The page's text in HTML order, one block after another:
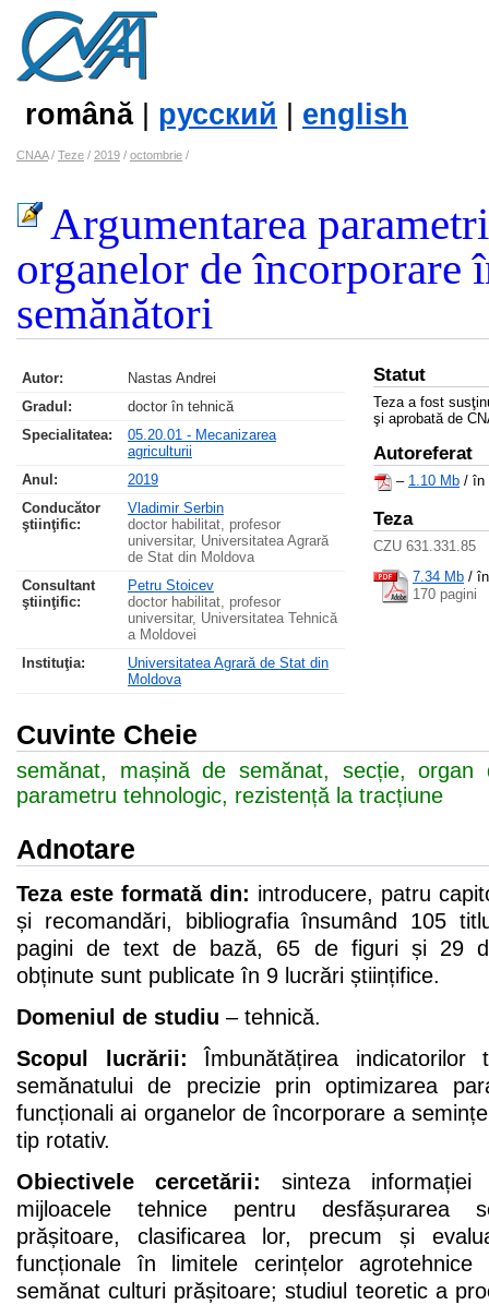
română| русский english
CNAA/ Teze / 2019 / octombrie /
Argumentarea
organelor de încorporare
semănători
Autor:
Nastas Andrei
Gradul:
doctor în tehnică
Specialitatea:
05.20.01 - Mecanizarea
agriculturii
Anul:
2019
Conducător
ştiinţific:
Vladimir Serbin
doctor habilitat, profesor
universitar, Universitatea Agrară
de Stat din Moldova
Consultant
ştiinţific:
Petru Stoicev
doctor habilitat, profesor
universitar, Universitatea Tehnică
a Moldovei
Instituţia:
Universitatea Agrară de Stat din
Moldova
Statut
Teza a fost
şi aprobată de
Autoreferat
– 1.10 Mb / în
Teza
CZU 631.331.85
7.34 Mb /
170 pagini
Cuvinte Cheie
semănat, mașină de semănat, secție, organ
parametru tehnologic, rezistență la tracțiune
Adnotare
Teza este formată din: introducere, patru
și recomandări, bibliografia însumând 105
pagini de text de bază, 65 de figuri și 29
obținute sunt publicate în 9 lucrări științifice.
Domeniul de studiu – tehnică.
Scopul lucrării: Îmbunătățirea indicatorilor
semănatului de precizie prin optimizarea
funcționali ai organelor de încorporare a
tip rotativ.
Obiectivele cercetării: sinteza informației
mijloacele tehnice pentru desfășurarea
prășitoare, clasificarea lor, precum și
funcționale în limitele cerințelor agrotehnice
semănat culturi prășitoare; studiul teoretic a